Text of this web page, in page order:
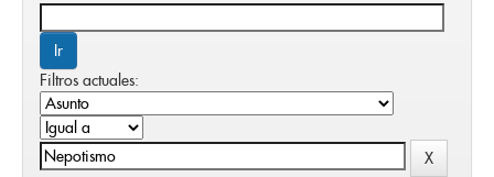
Filtros actuales: